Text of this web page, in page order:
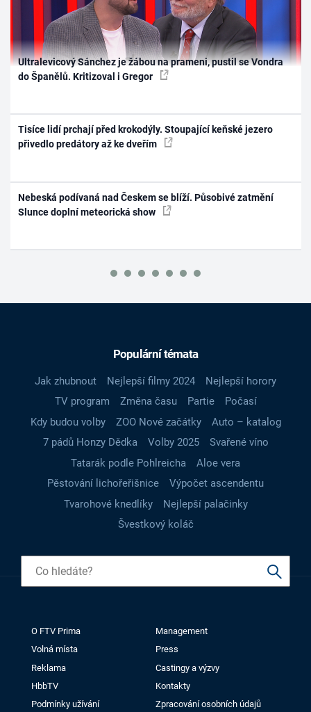
Ultralevicový Sánchez je žábou na prameni, pustil se Vondra
do Španělů. Kritizoval i Gregor
Tisíce lidí prchají před krokodýly. Stoupající keňské jezero
přivedlo predátory až ke dveřím
Nebeská podívaná nad Českem se blíží. Působivé zatmění
Slunce doplní meteorická show
Populární témata
Jak zhubnout Nejlepší filmy 2024
Nejlepší horory
TV program
Změna času Partie
Počasí
Kdy budou volby
ZOO Nové začátky
Auto – katalog
7 pádů Honzy Dědka
Volby 2025
Svařené víno
Tatarák podle Pohlreicha
Aloe vera
Pěstování lichořeřišnice
Výpočet ascendentu
Tvarohové knedlíky
Nejlepší palačinky
Švestkový koláč
O FTV Prima
Management
Volná místa
Press
Reklama
Castingy a výzvy
HbbTV
Kontakty
Podmínky užívání
Zpracování osobních údajů